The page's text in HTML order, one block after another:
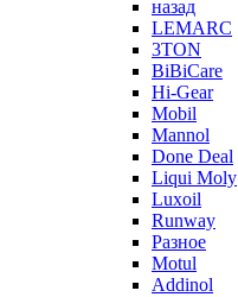
назад
LEMARC
3TON
BiBiCare
Hi-Gear
Mobil
Mannol
Done Deal
Liqui Moly
Luxoil
Runway
Разное
Motul
Addinol